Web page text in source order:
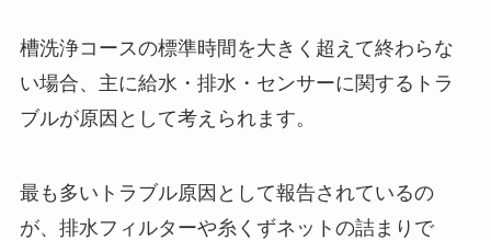
槽洗浄コースの標準時間を大きく超えて終わらな
い場合、主に給水・排水・センサーに関するトラ
ブルが原因として考えられます。
最も多いトラブル原因として報告されているの
が、排水フィルターや糸くずネットの詰まりで